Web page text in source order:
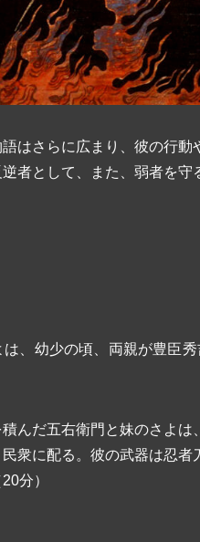
はさらに広まり、彼の行
者として、また、弱者を守
、幼少の頃、両親が豊臣
んだ五右衛門と妹のさよ
衆に配る。彼の武器は忍
分）